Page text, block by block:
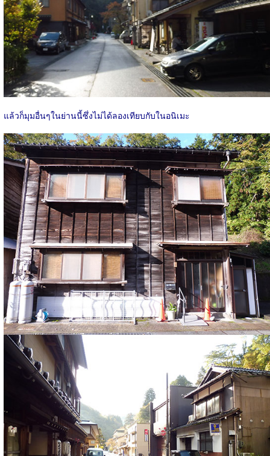
แล้วก็มุมอื่นๆในย่านนี้ซึ่งไม่ได้ลองเทียบกับในอนิเมะ